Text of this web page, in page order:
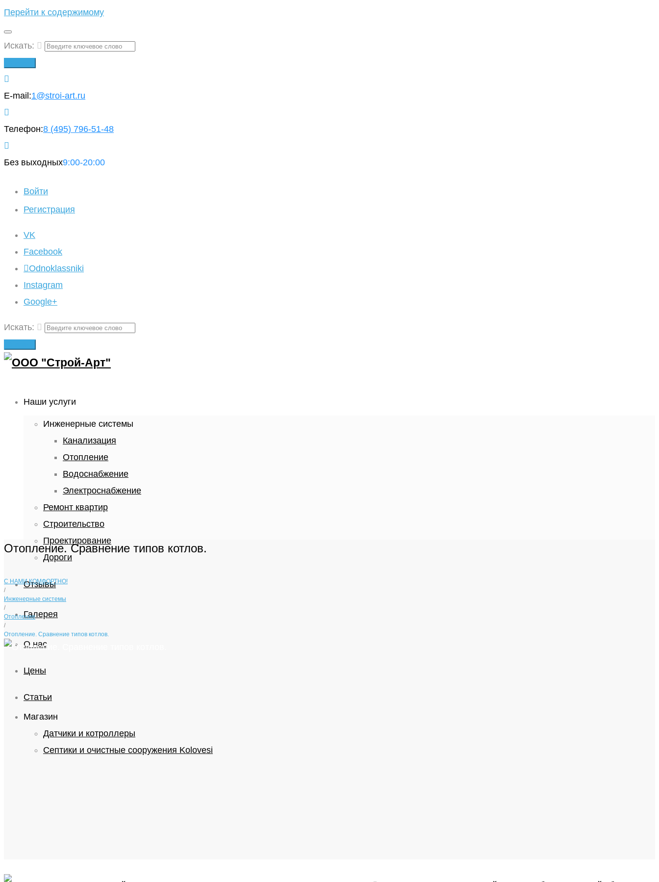
Перейти к содержимому
Искать:
E-mail:1@stroi-art.ru
Телефон:8 (495) 796-51-48
Без выходных9:00-20:00
Войти
Регистрация
VK
Facebook
Odnoklassniki
Instagram
Google+
Искать:
Наши услуги
Инженерные системы
Канализация
Отопление
Водоснабжение
Электроснабжение
Ремонт квартир
Строительство
Проектирование
Дороги
Отзывы
Галерея
О нас
Цены
Статьи
Магазин
Датчики и котроллеры
Септики и очистные сооружения Kolovesi
Отопление. Сравнение типов котлов.
С НАМИ КОМФОРТНО!
/
Инженерные системы
/
Отопление
/
Отопление. Сравнение типов котлов.